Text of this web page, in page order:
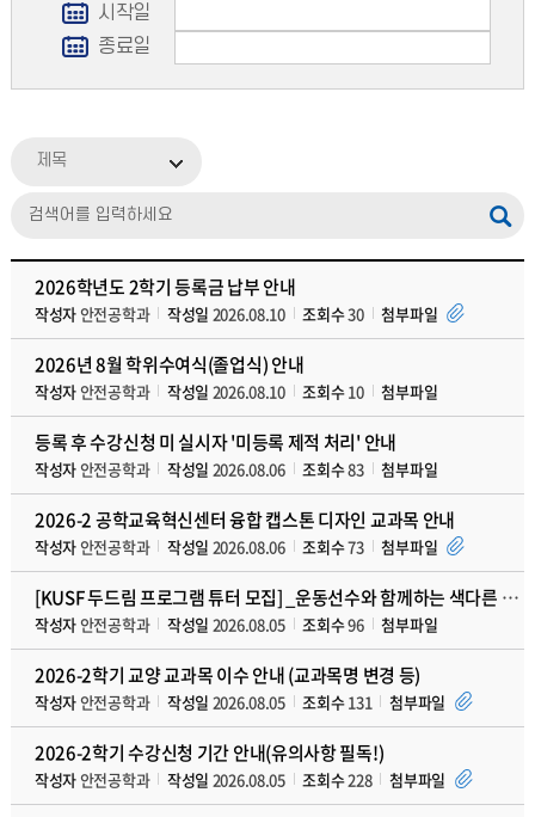
시작일
종료일
제목
2026학년도 2학기 등록금 납부 안내
작성자안전공학과 작성일 2026.08.10 조회수30 첨부파일
2026년 8월 학위수여식(졸업식) 안내
작성자안전공학과 작성일 2026.08.10 조회수10 첨부파일
등록 후 수강신청 미 실시자 '미등록 제적 처리' 안내
작성자안전공학과 작성일 2026.08.06 조회수83 첨부파일
2026-2 공학교육혁신센터 융합 캡스톤 디자인 교과목 안내
작성자안전공학과 작성일 2026.08.06 조회수73 첨부파일
[KUSF 두드림 프로그램 튜터 모집] _운동선수와 함께하는 색다른 교류형 수업
작성자안전공학과 작성일 2026.08.05 조회수96 첨부파일
2026-2학기 교양 교과목 이수 안내 (교과목명 변경 등)
작성자안전공학과 작성일 2026.08.05 조회수131 첨부파일
2026-2학기 수강신청 기간 안내(유의사항 필독!)
작성자안전공학과 작성일 2026.08.05 조회수228 첨부파일